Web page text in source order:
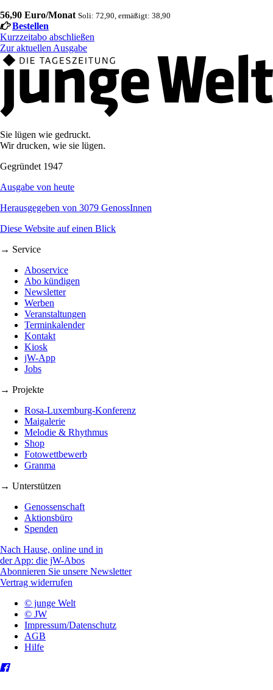
56,90 Euro/Monat Soli: 72,90, ermäßigt: 38,90
Bestellen
Kurzzeitabo abschließen
Zur aktuellen Ausgabe
Sie lügen wie gedruckt.
Wir drucken, wie sie lügen.
Gegründet 1947
Ausgabe von heute
Herausgegeben von 3079 GenossInnen
Diese Website auf einen Blick
→ Service
Aboservice
Abo kündigen
Newsletter
Werben
Veranstaltungen
Terminkalender
Kontakt
Kiosk
jW-App
Jobs
→ Projekte
Rosa-Luxemburg-Konferenz
Maigalerie
Melodie & Rhythmus
Shop
Fotowettbewerb
Granma
→ Unterstützen
Genossenschaft
Aktionsbüro
Spenden
Nach Hause, online und in
der App: die jW-Abos
Abonnieren Sie unsere Newsletter
Vertrag widerrufen
© junge Welt
© JW
Impressum/Datenschutz
AGB
Hilfe